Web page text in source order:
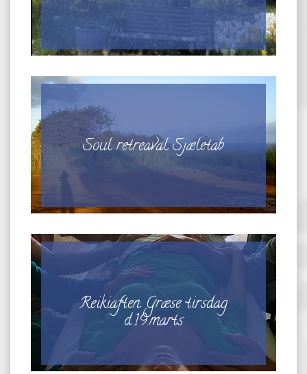
Soul retreaval Sjæletab
Reikiaften: Græse tirsdag
d.19.marts